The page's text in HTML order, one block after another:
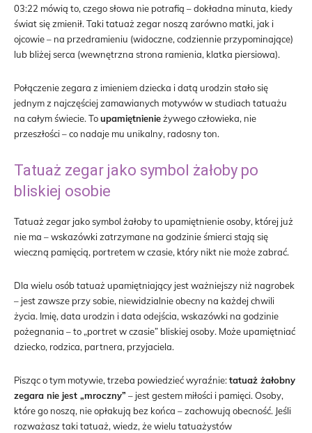
03:22 mówią to, czego słowa nie potrafią – dokładna minuta, kiedy
świat się zmienił. Taki tatuaż zegar noszą zarówno matki, jak i
ojcowie – na przedramieniu (widoczne, codziennie przypominające)
lub bliżej serca (wewnętrzna strona ramienia, klatka piersiowa).
Połączenie zegara z imieniem dziecka i datą urodzin stało się
jednym z najczęściej zamawianych motywów w studiach tatuażu
na całym świecie. Toupamiętnienieżywego człowieka, nie
przeszłości – co nadaje mu unikalny, radosny ton.
Tatuaż zegar jako symbol żałoby po
bliskiej osobie
Tatuaż zegar jako symbol żałoby to upamiętnienie osoby, której już
nie ma – wskazówki zatrzymane na godzinie śmierci stają się
wieczną pamięcią, portretem w czasie, który nikt nie może zabrać.
Dla wielu osób tatuaż upamiętniający jest ważniejszy niż nagrobek
– jest zawsze przy sobie, niewidzialnie obecny na każdej chwili
życia. Imię, data urodzin i data odejścia, wskazówki na godzinie
pożegnania – to „portret w czasie” bliskiej osoby. Może upamiętniać
dziecko, rodzica, partnera, przyjaciela.
Pisząc o tym motywie, trzeba powiedzieć wyraźnie:tatuaż żałobny
zegara nie jest „mroczny” – jest gestem miłości i pamięci. Osoby,
które go noszą, nie opłakują bez końca – zachowują obecność. Jeśli
rozważasz taki tatuaż, wiedz, że wielu tatuażystów